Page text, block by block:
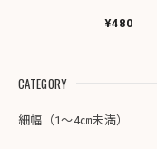
¥480
CATEGORY
細幅（1～4㎝未満）